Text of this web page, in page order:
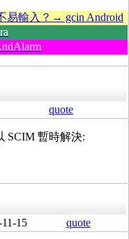
易輸入？→ gcin Android
quote
SCIM 暫時解決:
15 quote